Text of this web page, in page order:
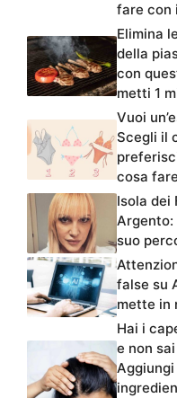
fare con
Elimina
della
con
metti 1
Vuoi
Scegli il
cosa
Isola dei
Argento:
suo
false su
mette in
Hai i
e non